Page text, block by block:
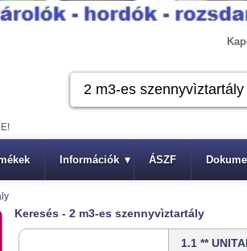
Információk ▾ ÁSZF
Keresés - 2 m3-es szennyvìztartály
1.1 **